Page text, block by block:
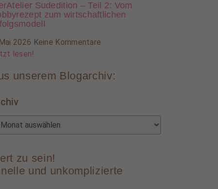
Sudedition – Teil 2: Vom
zum wirtschaftlichen
2026 Keine Kommentare
lesen!
unserem Blogarchiv:
zu sein!
und unkomplizierte